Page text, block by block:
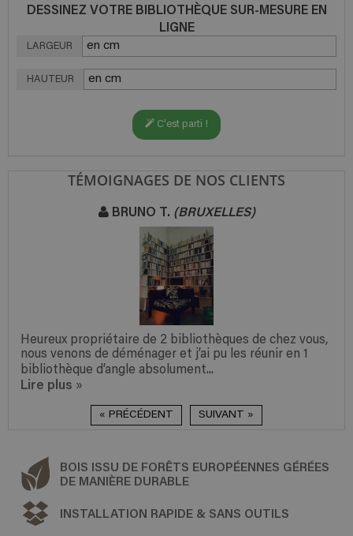
DESSINEZ VOTRE BIBLIOTHÈQUE SUR-MESURE EN
LIGNE
LARGEUR
HAUTEUR
C'est parti !
TÉMOIGNAGES DE NOS CLIENTS
BRUNO T. (BRUXELLES)
Heureux propriétaire de 2 bibliothèques de chez vous,
nous venons de déménager et j’ai pu les réunir en 1
bibliothèque d’angle absolument...
Lire plus »
« PRÉCÉDENT SUIVANT »
BOIS ISSU DE FORÊTS EUROPÉENNES GÉRÉES
DE MANIÈRE DURABLE
INSTALLATION RAPIDE & SANS OUTILS